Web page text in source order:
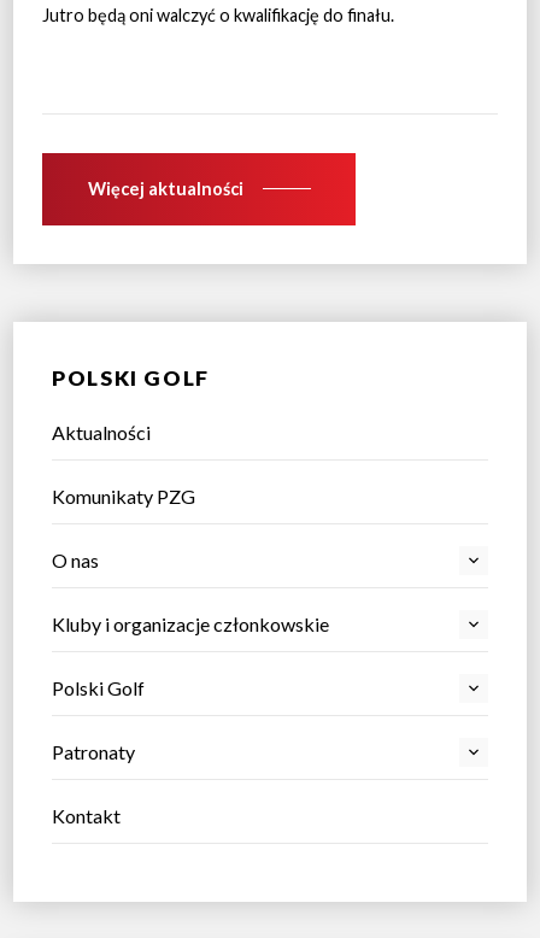
Jutro będą oni walczyć o kwalifikację do finału.
Więcej aktualności
POLSKI GOLF
Aktualności
Komunikaty PZG
O nas
Kluby i organizacje członkowskie
Polski Golf
Patronaty
Kontakt